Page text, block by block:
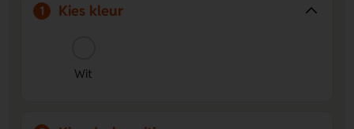
voor een uniek of promotioneel effect.
Flexibele lichtopties:
1 Kies kleur
Wit